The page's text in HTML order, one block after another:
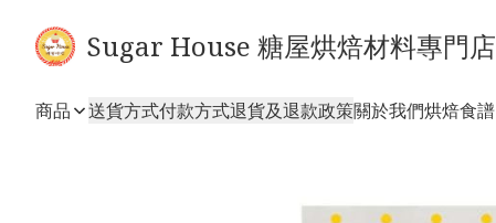
Sugar House 糖屋烘焙材料專門店
商品 送貨方式付款方式退貨及退款政策關於我們烘焙食譜